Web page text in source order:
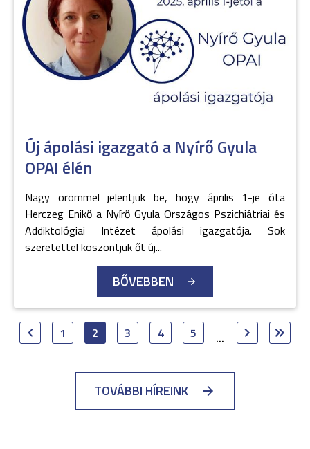
Új ápolási igazgató a Nyírő Gyula
OPAI élén
Nagy örömmel jelentjük be, hogy április 1-je óta
Herczeg Enikő a Nyírő Gyula Országos Pszichiátriai és
Addiktológiai Intézet ápolási igazgatója. Sok
szeretettel köszöntjük őt új...
BŐVEBBEN
1 2 3 4 5 ...
TOVÁBBI HÍREINK